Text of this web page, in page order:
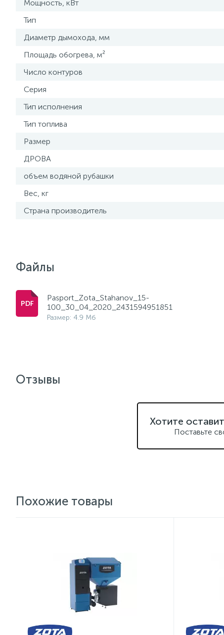
Мощность, кВт
Тип
Диаметр дымохода, мм
Площадь обогрева, м²
Число контуров
Серия
Тип исполнения
Тип топлива
Размер
ДРОВА
объем водяной рубашки
Вес, кг
Страна производитель
Файлы
Pasport_Zota_Stahanov_15-
100_30_04_2020_2431594951851
Размер: 4.9 Мб
Отзывы
Хотите
Поставьте
Похожие товары